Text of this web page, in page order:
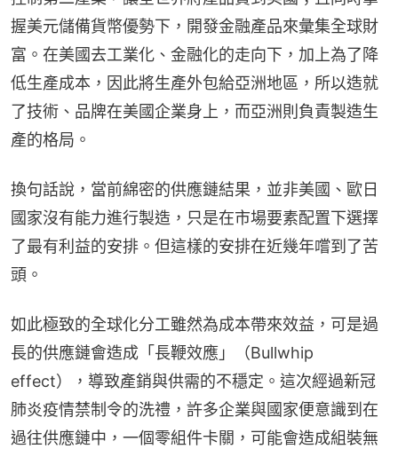
握美元儲備貨幣優勢下，開發金融產品來彙集全球財
富。在美國去工業化、金融化的走向下，加上為了降
低生產成本，因此將生產外包給亞洲地區，所以造就
了技術、品牌在美國企業身上，而亞洲則負責製造生
產的格局。
換句話說，當前綿密的供應鏈結果，並非美國、歐日
國家沒有能力進行製造，只是在市場要素配置下選擇
了最有利益的安排。但這樣的安排在近幾年嚐到了苦
頭。
如此極致的全球化分工雖然為成本帶來效益，可是過
長的供應鏈會造成「長鞭效應」（Bullwhip
effect），導致產銷與供需的不穩定。這次經過新冠
肺炎疫情禁制令的洗禮，許多企業與國家便意識到在
過往供應鏈中，一個零組件卡關，可能會造成組裝無